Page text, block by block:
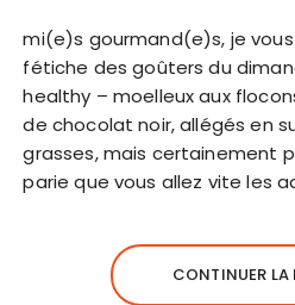
mi(e)s gourmand(e)s, je
fétiche des goûters du
healthy – moelleux aux
de chocolat noir, allégés en
grasses, mais certainement
parie que vous allez vite les
CONTINUER LA